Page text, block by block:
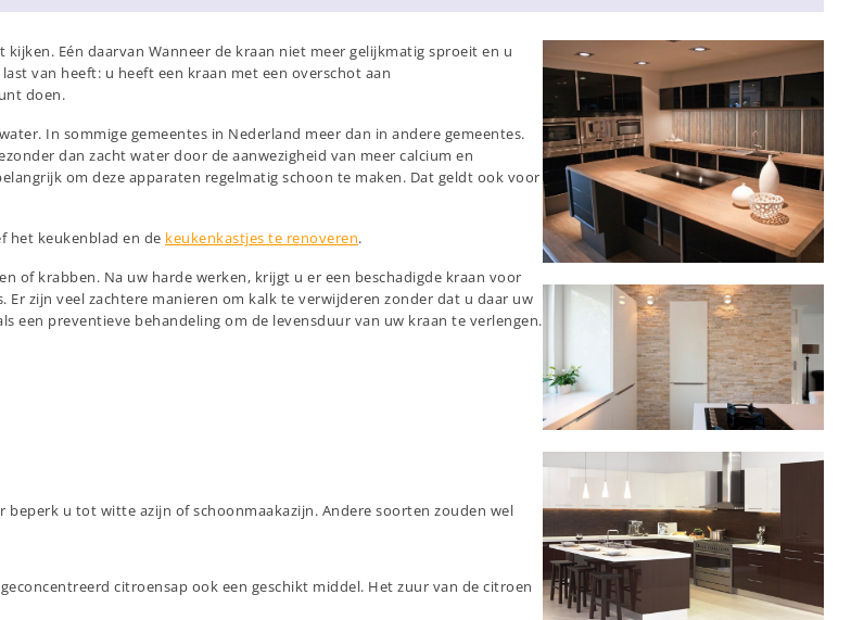
Eén daarvan Wanneer de kraan niet meer gelijkmatig sproeit en u
van heeft: u heeft een kraan met een overschot aan
doen.
In sommige gemeentes in Nederland meer dan in andere gemeentes.
dan zacht water door de aanwezigheid van meer calcium en
om deze apparaten regelmatig schoon te maken. Dat geldt ook voor
het keukenblad en de keukenkastjes te renoveren.
of krabben. Na uw harde werken, krijgt u er een beschadigde kraan voor
zijn veel zachtere manieren om kalk te verwijderen zonder dat u daar uw
een preventieve behandeling om de levensduur van uw kraan te verlengen.
u tot witte azijn of schoonmaakazijn. Andere soorten zouden wel
citroensap ook een geschikt middel. Het zuur van de citroen